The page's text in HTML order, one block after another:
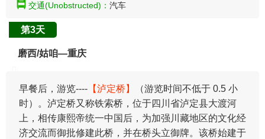
交通(Unobstructed)： 汽车
第3天
磨西/姑咱—重庆
早餐后，游览---- 【泸定桥】
（游览时间不低于 0.5 小
时）。泸定桥又称铁索桥，位于四川省泸定县大渡河
上，相传康熙帝统一中国后，为加强川藏地区的文化经
济交流而御批修建此桥，并在桥头立御牌。该桥始建于